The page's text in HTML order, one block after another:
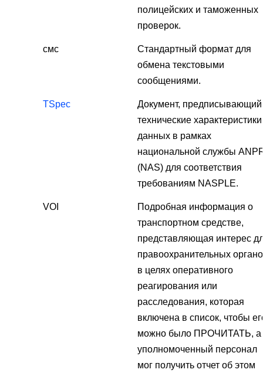
полицейских и таможенных
проверок.
смс
Стандартный формат для
обмена текстовыми
сообщениями.
TSpec
Документ, предписывающий
технические характеристики
данных в рамках
национальной службы
(NAS) для соответствия
требованиям NASPLE.
VOI
Подробная информация о
транспортном средстве,
представляющая интерес
правоохранительных
в целях оперативного
реагирования или
расследования, которая
включена в список, чтобы
можно было ПРОЧИТАТЬ, а
уполномоченный персонал
мог получить отчет об этом